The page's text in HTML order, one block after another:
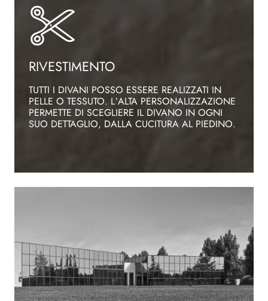
RIVESTIMENTO
TUTTI I DIVANI POSSO ESSERE REALIZZATI IN
PELLE O TESSUTO. L’ALTA PERSONALIZZAZIONE
PERMETTE DI SCEGLIERE IL DIVANO IN OGNI
SUO DETTAGLIO, DALLA CUCITURA AL PIEDINO.